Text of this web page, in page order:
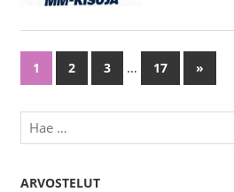
Artikkelien
selaus
1 2 3 … 17
Next
Posts
»
ARVOSTELUT